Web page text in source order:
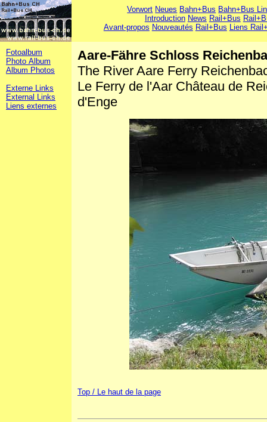
Vorwort Neues Bahn+Bus Bahn+Bus
Introduction News Rail+Bus
Avant-propos Nouveautés Rail+Bus Liens
Fotoalbum
Photo Album
Album Photos
Externe Links
External Links
Liens externes
Aare-Fähre Schloss
The River Aare Ferry
Le Ferry de l'Aar Château de
d'Enge
Top / Le haut de la page